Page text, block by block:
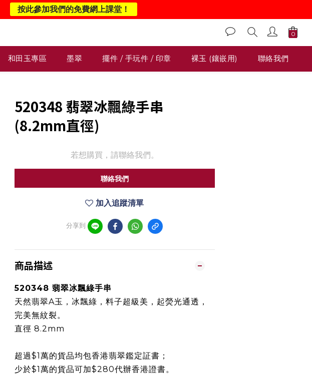
和田玉專區 墨翠 擺件 / 手玩件 / 印章 裸玉 (鑲嵌用) 聯絡我們
520348 翡翠冰飄綠手串
(8.2mm直徑)
若想購買，請聯絡我們。
聯絡我們
加入追蹤清單
分享到
商品描述
520348 翡翠冰飄綠手串
天然翡翠A玉，冰飄綠，料子超級美，起熒光通透，
完美無紋裂。
直徑 8.2mm
超過$1萬的貨品均包香港翡翠鑑定証書；
少於$1萬的貨品可加$280代辦香港證書。
按此參加我們的免費網上課堂！